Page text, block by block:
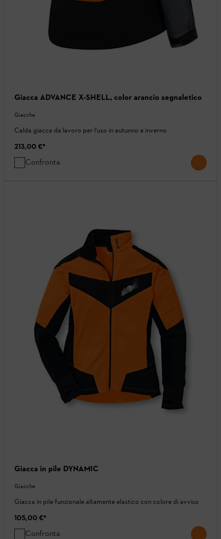
Giacca ADVANCE X-SHELL, color arancio segnaletico
Giacche
Calda giacca da lavoro per l'uso in autunno e inverno
213,00 €*
Confronta
Giacca in pile DYNAMIC
Giacche
Giacca in pile funzionale altamente elastico con colore di avviso
105,00 €*
Confronta